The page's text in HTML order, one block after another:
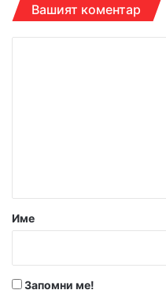
Вашият коментар
р
Име
Запомни ме!